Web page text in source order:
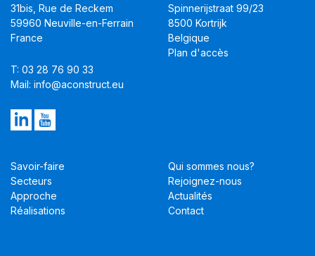
31bis, Rue de Reckem
59960 Neuville-en-Ferrain
France
T: 03 28 76 90 33
Mail: info@aconstruct.eu
Spinnerijstraat 99/23
8500 Kortrijk
Belgique
Plan d'accès
Savoir-faire
Secteurs
Approche
Réalisations
Qui sommes nous?
Rejoignez-nous
Actualités
Contact